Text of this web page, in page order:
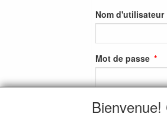
Nom d'utilisateur
Mot de passe